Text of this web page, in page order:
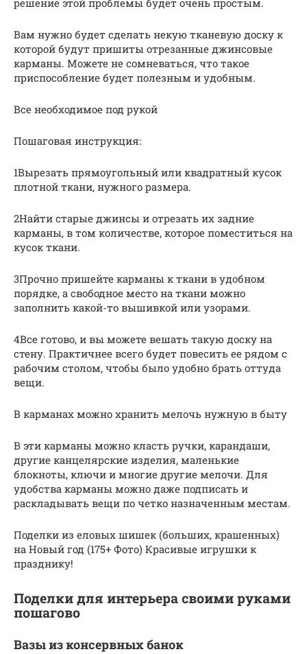
Вам нужно будет сделать некую тканевую доску к
которой будут пришиты отрезанные джинсовые
карманы. Можете не сомневаться, что такое
приспособление будет полезным и удобным.
Все необходимое под рукой
Пошаговая инструкция:
1Вырезать прямоугольный или квадратный кусок
плотной ткани, нужного размера.
2Найти старые джинсы и отрезать их задние
карманы, в том количестве, которое поместиться на
кусок ткани.
3Прочно пришейте карманы к ткани в удобном
порядке, а свободное место на ткани можно
заполнить какой-то вышивкой или узорами.
4Все готово, и вы можете вешать такую доску на
стену. Практичнее всего будет повесить ее рядом с
рабочим столом, чтобы было удобно брать оттуда
вещи.
В карманах можно хранить мелочь нужную в быту
В эти карманы можно класть ручки, карандаши,
другие канцелярские изделия, маленькие
блокноты, ключи и многие другие мелочи. Для
удобства карманы можно даже подписать и
раскладывать вещи по четко назначенным местам.
Поделки из еловых шишек (больших, крашенных)
на Новый год (175+ Фото) Красивые игрушки к
празднику!
Поделки для интерьера своими руками
пошагово
Вазы из консервных банок